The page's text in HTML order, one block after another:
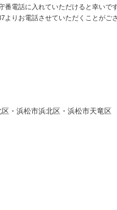
電話に入れていただけると幸いです
よりお電話させていただくことがご
・浜松市浜北区・浜松市天竜区